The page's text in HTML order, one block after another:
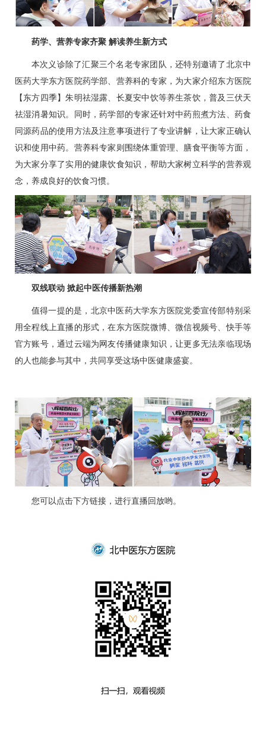
药学、营养专家齐聚 解读养生新方式
本次义诊除了汇聚三个名老专家团队，还特别邀请了北京中
医药大学东方医院药学部 、营养科的专家，为大家介绍东方医院
【东方四季】朱明祛湿露、长夏安中饮等养生茶饮，普及三伏天
祛湿消暑知识。同时，药学部的专家还针对中药煎煮方法、药食
同源药品的使用方法及注意事项进行了专业讲解，让大家正确认
识和使用中药。营养科专家则围绕体重管理、膳食平衡等方面，
为大家分享了实用的健康饮食知识，帮助大家树立科学的营养观
念，养成良好的饮食习惯。
双线联动 掀起中医传播新热潮
值得一提的是，北京中医药大学东方医院党委宣传部特别采
用全程线上直播的形式，在东方医院微博、微信视频号、快手等
官方账号，通过云端为网友传播健康知识，让更多无法亲临现场
的人也能参与其中，共同享受这场中医健康盛宴。
您可以点击下方链接，进行直播回放哟。